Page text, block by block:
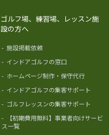
ゴルフ場、練習場、レッスン施
設の方へ
- 施設掲載依頼
- インドアゴルフの窓口
- ホームページ制作・保守代行
- インドアゴルフの集客サポート
- ゴルフレッスンの集客サポート
-
【初期費用無料】事業者向けサービ
ス一覧